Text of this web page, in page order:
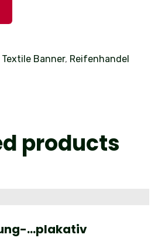
Banner, Reifenhandel
products
…plakativ